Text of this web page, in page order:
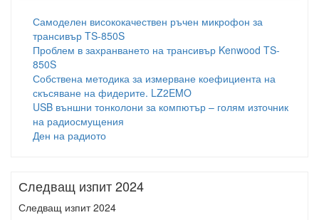
Самоделен висококачествен ръчен микрофон за
трансивър TS-850S
Проблем в захранването на трансивър Kenwood TS-
850S
Собствена методика за измерване коефициента на
скъсяване на фидерите. LZ2EMO
USB външни тонколони за компютър – голям източник
на радиосмущения
Ден на радиото
Следващ изпит 2024
Следващ изпит 2024